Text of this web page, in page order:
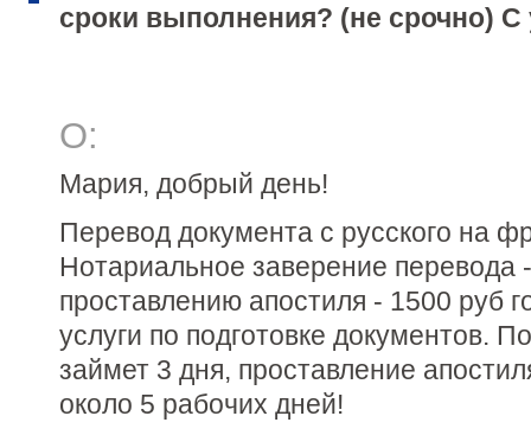
сроки выполнения? (не срочно)
О:
Мария, добрый день!
Перевод документа с русского на
Нотариальное заверение перевода
проставлению апостиля - 1500 руб
услуги по подготовке документов.
займет 3 дня, проставление
около 5 рабочих дней!